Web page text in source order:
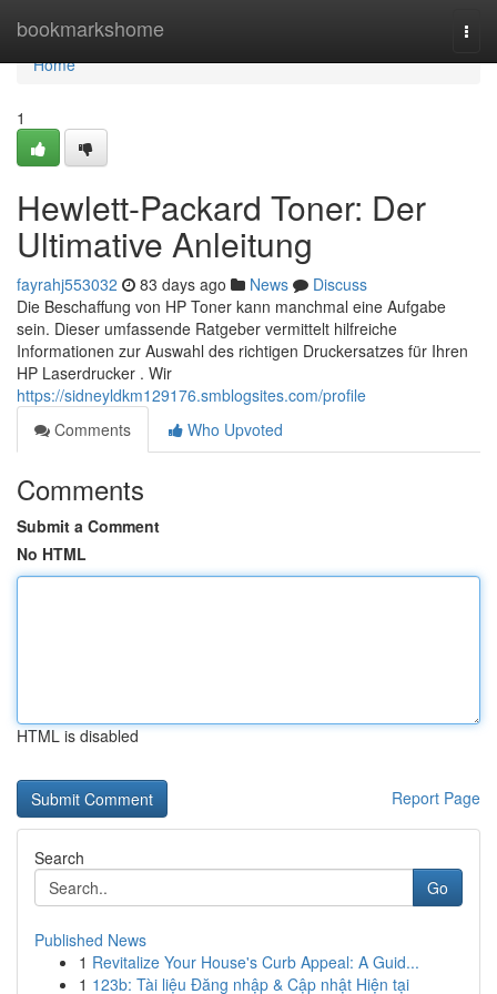
bookmarkshome
Home
Home
1
Hewlett-Packard Toner: Der
Ultimative Anleitung
fayrahj553032 83 days ago News
Discuss
Die Beschaffung von HP Toner kann manchmal eine Aufgabe
sein. Dieser umfassende Ratgeber vermittelt hilfreiche
Informationen zur Auswahl des richtigen Druckersatzes für Ihren
HP Laserdrucker . Wir
https://sidneyldkm129176.smblogsites.com/profile
Comments
Who Upvoted
Comments
Submit a Comment
No HTML
HTML is disabled
Report Page
Search
Go
Published News
1 Revitalize Your House's Curb Appeal: A Guid...
1 123b: Tài liệu Đăng nhập & Cập nhật Hiện tại